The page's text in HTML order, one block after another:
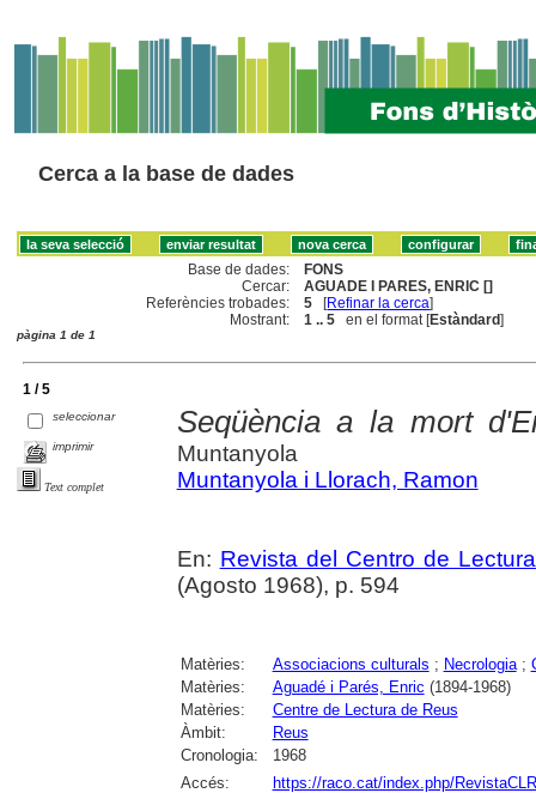
Cerca a la base de dades
Base de dades:
FONS
Cercar:
AGUADE I PARES, ENRIC []
Referències trobades:
5 [Refinar la cerca]
Mostrant:
1 .. 5 en el format [Estàndard]
pàgina 1 de 1
1 / 5
seleccionar
imprimir
Text complet
Seqüència a la mort
Muntanyola
Muntanyola i Llorach, Ramon
En: Revista del Centro de
(Agosto 1968), p. 594
Matèries: Associacions culturals ; Necrologia;
Matèries:
Aguadé i Parés, Enric (1894-1968)
Matèries:
Centre de Lectura de Reus
Àmbit:
Reus
Cronologia:
1968
Accés:
https://raco.cat/index.php/